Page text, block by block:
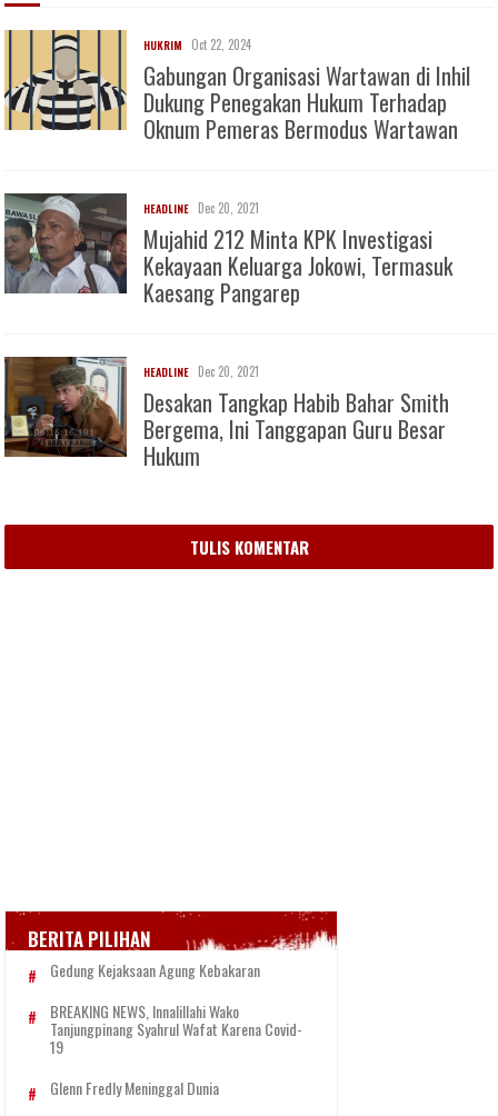
HUKRIM Oct 22, 2024
Gabungan Organisasi Wartawan di Inhil
Dukung Penegakan Hukum Terhadap
Oknum Pemeras Bermodus Wartawan
HEADLINE Dec 20, 2021
Mujahid 212 Minta KPK Investigasi
Kekayaan Keluarga Jokowi, Termasuk
Kaesang Pangarep
HEADLINE Dec 20, 2021
Desakan Tangkap Habib Bahar Smith
Bergema, Ini Tanggapan Guru Besar
Hukum
TULIS KOMENTAR
BERITA PILIHAN
Gedung Kejaksaan Agung Kebakaran
BREAKING NEWS, Innalillahi Wako
Tanjungpinang Syahrul Wafat Karena Covid-
19
Glenn Fredly Meninggal Dunia